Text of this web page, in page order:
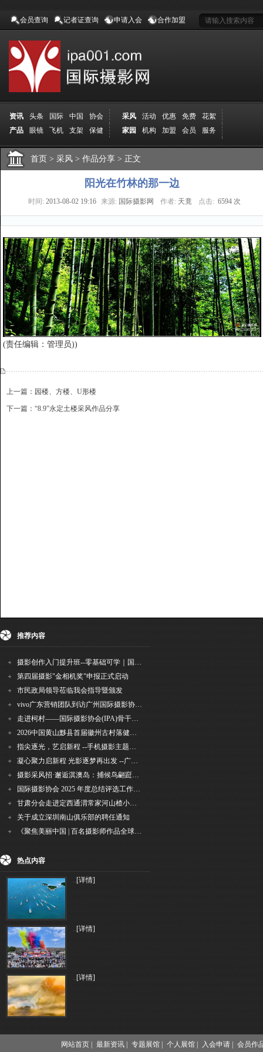
会员查询 记者证查询 申请入会 合作加盟
资讯 头条 国际 中国 协会 采风 活动 优惠 免费
花絮
产品
眼镜 飞机 支架 保健 家园 机构 加盟 会员
服务
地方
吉林 广西 山东 加拿大 空间 认证 寻友 发图
分享
学院
分院 导师 课程 报名 商城
媒体
记者 报纸 杂志 视频 展赛 赛事 展馆 直通车 更多
首页 > 采风 > 作品分享 > 正文
阳光在竹林的那一边
时间: 2013-08-02 19:16 来源: 国际摄影网 作者: 天竟 点击: 6594 次
(责任编辑：管理员))
上一篇：园楼、方楼、U形楼
下一篇：“8.9”永定土楼采风作品分享
推荐内容
摄影创作入门提升班--零基础可学｜国际评委授课｜手机·相机均可｜AI工具｜摄影比赛指
第四届摄影"金相机奖"申报正式启动
市民政局领导莅临我会指导暨颁发
vivo广东营销团队到访广州国际摄影协会 共商合作事宜
走进柯村——国际摄影协会(IPA)骨干采风安徽行之6
2026中国黄山黟县首届徽州古村落健康跑圆满举行
指尖逐光，艺启新程 --手机摄影主题讲座在市老年干部大学圆满落幕
凝心聚力启新程 光影逐梦再出发 --广州国际摄影协会2026年首次会长秘书长会议召开
摄影采风招·邂逅淇澳岛：捕候鸟翩跹，寻古村烟火，追海上霞光
国际摄影协会 2025 年度总结评选工作的通知
甘肃分会走进定西通渭常家河山楂小镇旅游景区开展"红果满枝迎丰岁·山楂小镇庆佳节"为主
关于成立深圳南山俱乐部的聘任通知
《聚焦美丽中国 | 百名摄影师作品全球巡回展》（晋中）开幕新闻通稿
热点内容
..[详情]
..[详情]
..[详情]
网站首页 | 最新资讯 | 专题展馆 | 个人展馆 | 入会申请 | 会员作